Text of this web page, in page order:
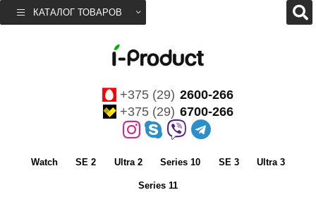
КАТАЛОГ ТОВАРОВ
+375 (29) 2600-266
+375 (29) 6700-266
Watch SE 2 Ultra 2 Series 10 SE 3 Ultra 3
Series 11